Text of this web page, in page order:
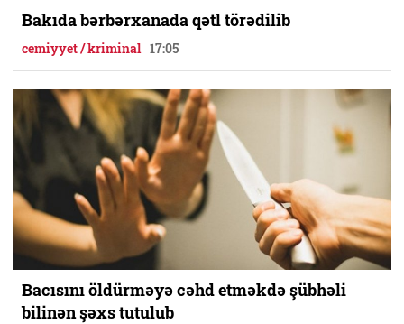
Bakıda bərbərxanada qətl törədilib
cemiyyet / kriminal 17:05
Bacısını öldürməyə cəhd etməkdə şübhəli
bilinən şəxs tutulub